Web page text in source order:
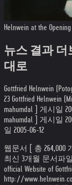
Helnwein at the
뉴스 결과 더
대로
Gottfried Helnwein
23 Gottfried Helnwein
mahumdal ] 게시일
mahumdal ] 게시일
일 2005-06-12
웹문서 [ 총 264,000
최신 3개월 문서파일
official Website of
http://